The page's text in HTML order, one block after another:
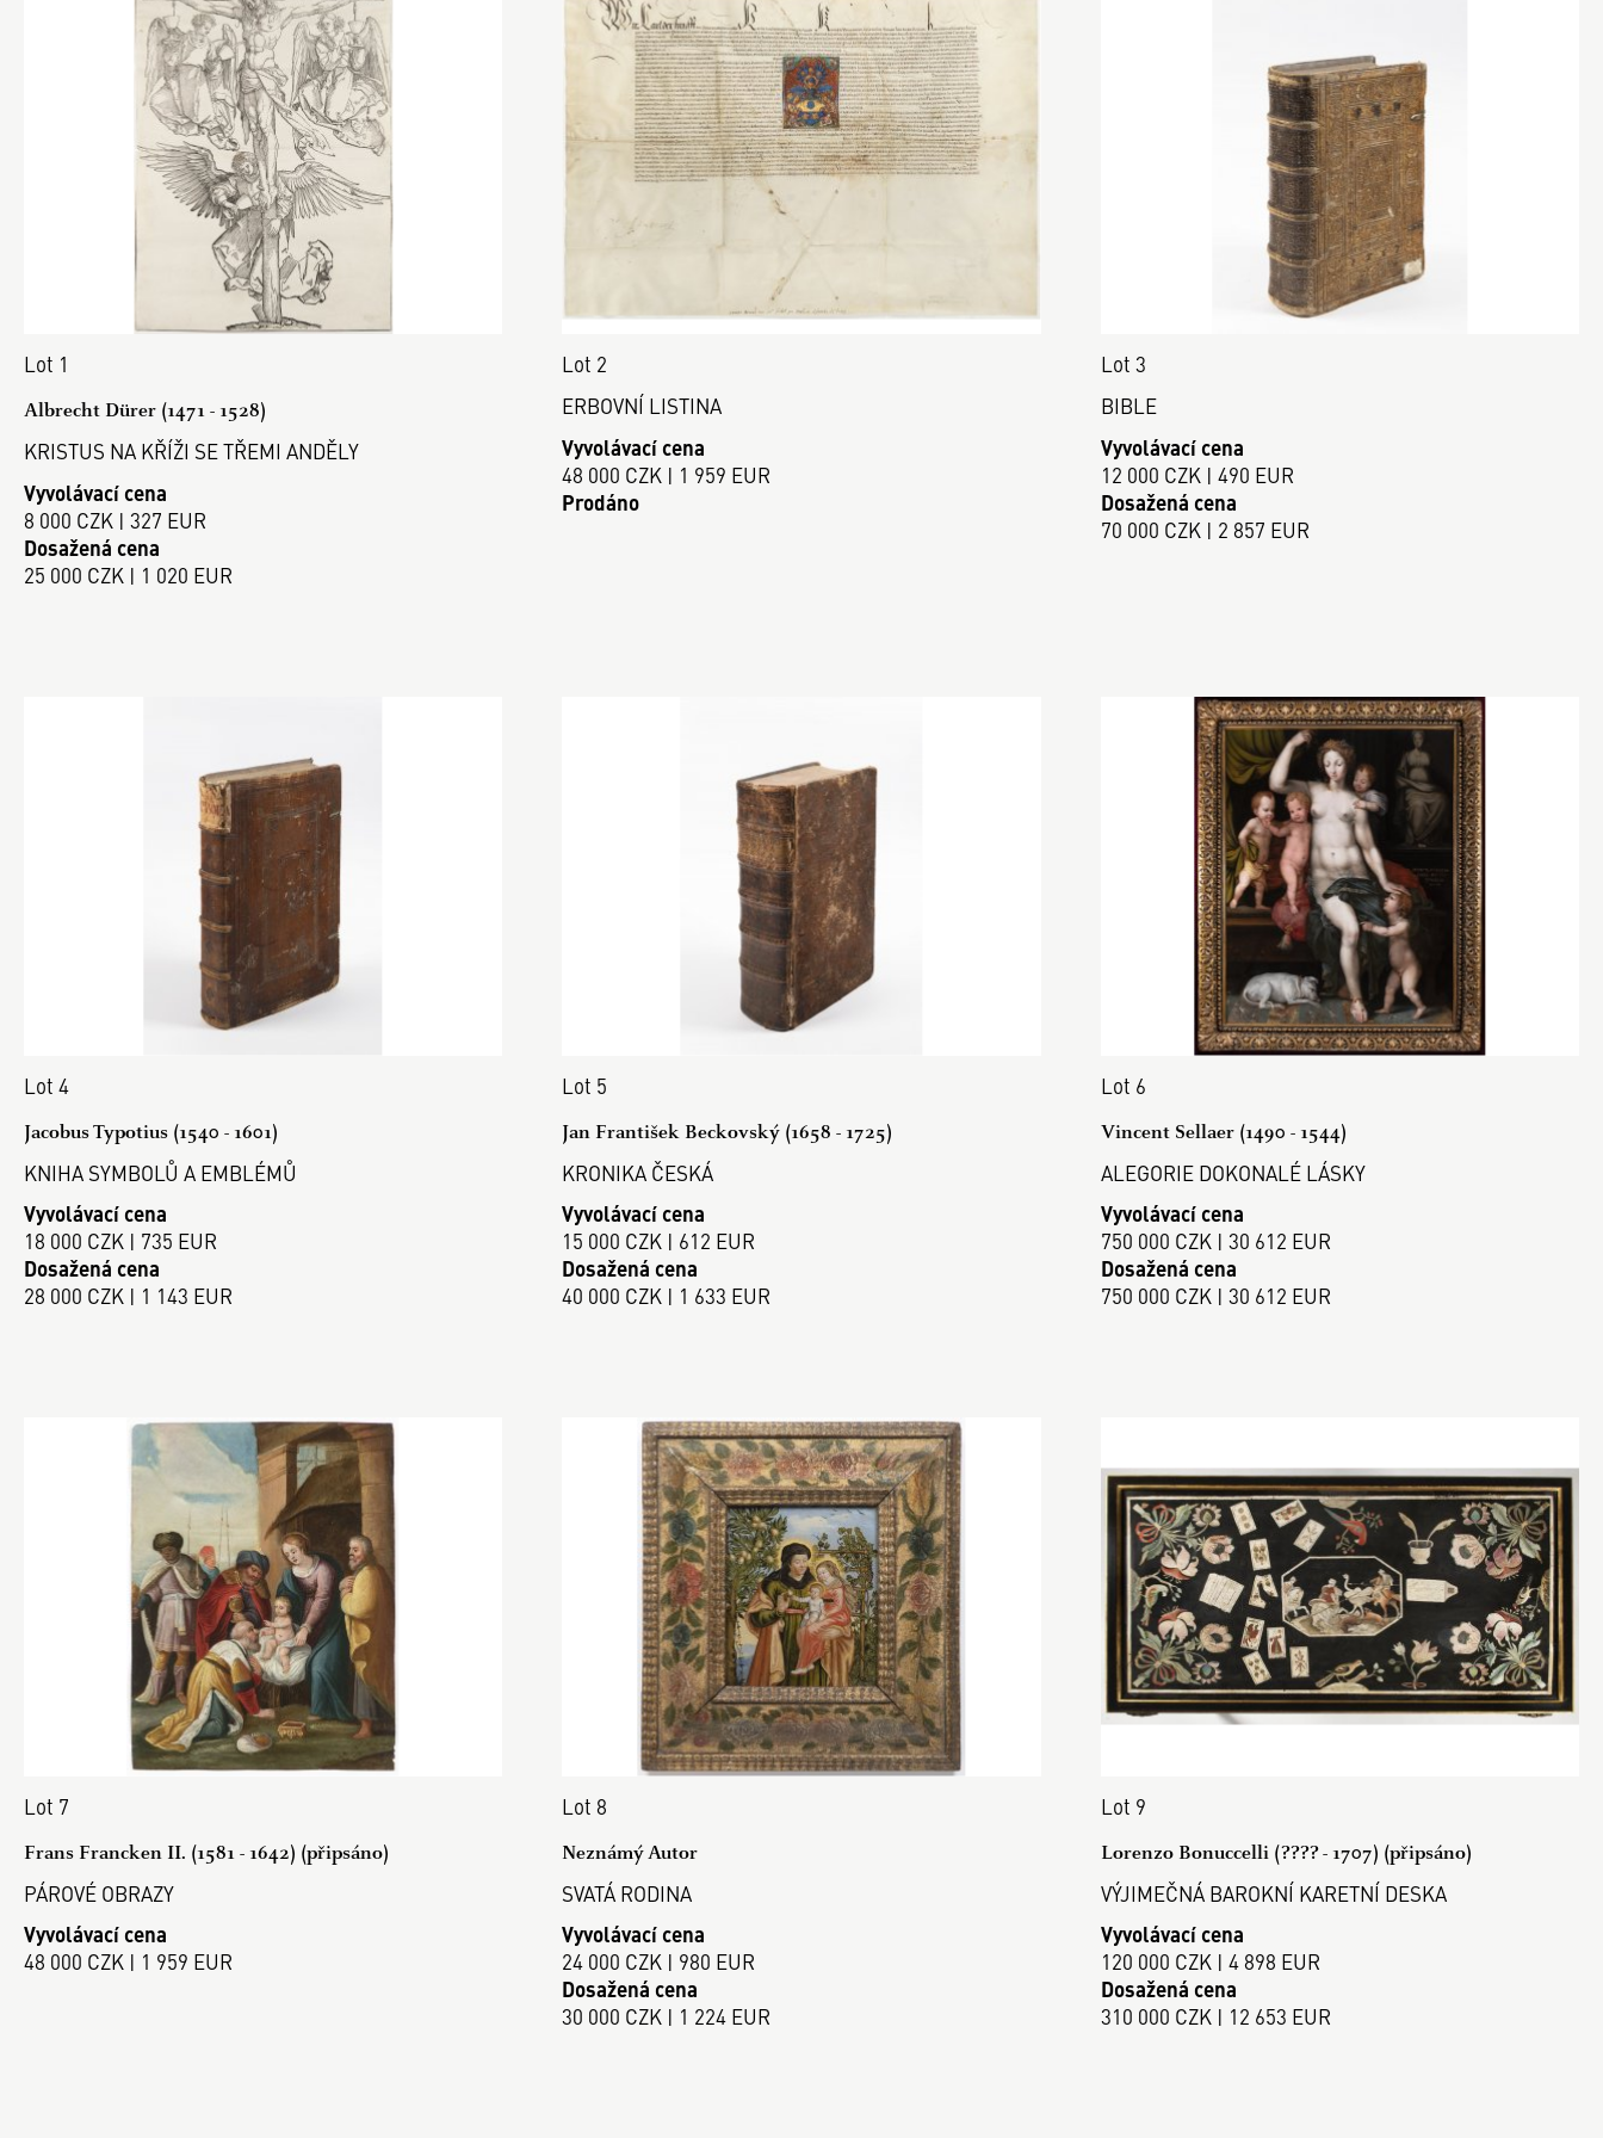
Lot 1
Albrecht Dürer (1471 - 1528)
KRISTUS NA KŘÍŽI SE TŘEMI ANDĚLY
Vyvolávací cena
8 000 CZK | 327 EUR
Dosažená cena
25 000 CZK | 1 020 EUR
Lot 2
ERBOVNÍ LISTINA
Vyvolávací cena
48 000 CZK | 1 959 EUR
Prodáno
Lot 3
BIBLE
Vyvolávací cena
12 000 CZK | 490 EUR
Dosažená cena
70 000 CZK | 2 857 EUR
Lot 4
Jacobus Typotius (1540 - 1601)
KNIHA SYMBOLŮ A EMBLÉMŮ
Vyvolávací cena
18 000 CZK | 735 EUR
Dosažená cena
28 000 CZK | 1 143 EUR
Lot 5
Jan František Beckovský (1658 - 1725)
KRONIKA ČESKÁ
Vyvolávací cena
15 000 CZK | 612 EUR
Dosažená cena
40 000 CZK | 1 633 EUR
Lot 6
Vincent Sellaer (1490 - 1544)
ALEGORIE DOKONALÉ LÁSKY
Vyvolávací cena
750 000 CZK | 30 612 EUR
Dosažená cena
750 000 CZK | 30 612 EUR
Lot 7
Frans Francken II. (1581 - 1642) (připsáno)
PÁROVÉ OBRAZY
Vyvolávací cena
48 000 CZK | 1 959 EUR
Lot 8
Neznámý Autor
SVATÁ RODINA
Vyvolávací cena
24 000 CZK | 980 EUR
Dosažená cena
30 000 CZK | 1 224 EUR
Lot 9
Lorenzo Bonuccelli (???? - 1707) (připsáno)
VÝJIMEČNÁ BAROKNÍ KARETNÍ DESKA
Vyvolávací cena
120 000 CZK | 4 898 EUR
Dosažená cena
310 000 CZK | 12 653 EUR